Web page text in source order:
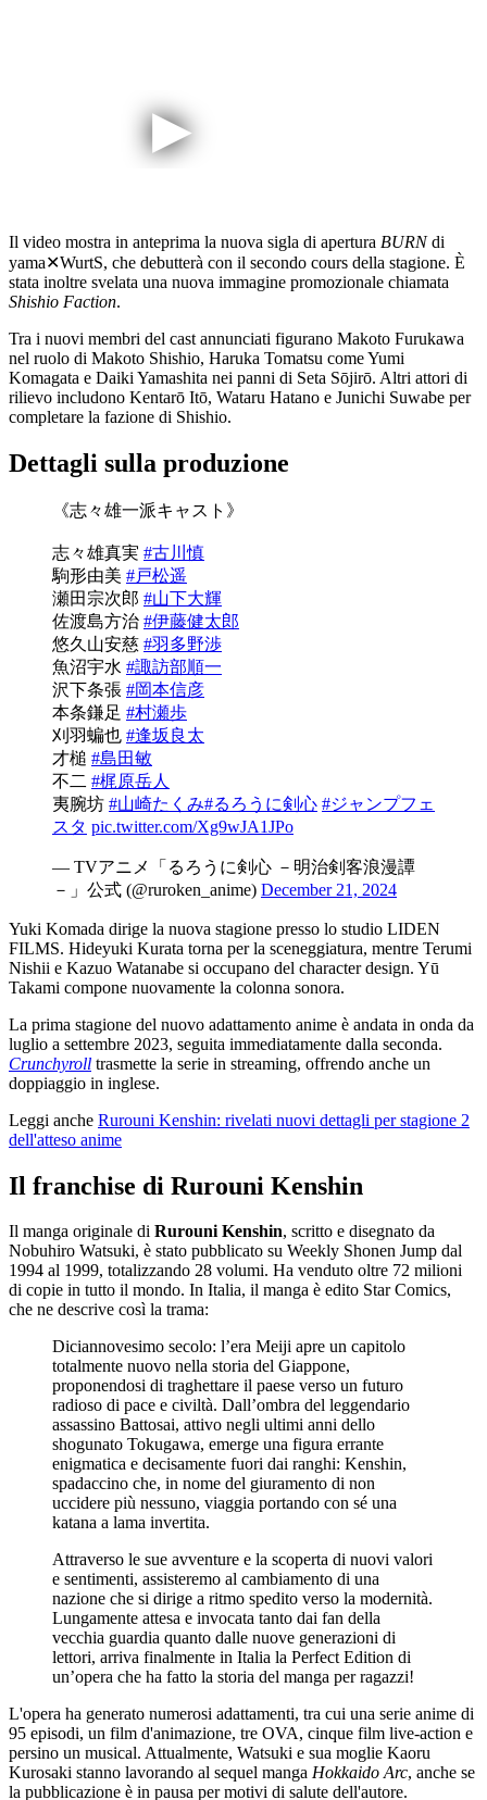
Il video mostra in anteprima la nuova sigla di apertura BURNdi
yama✕WurtS, che debutterà con il secondo cours della stagione. È
stata inoltre svelata una nuova immagine promozionale chiamata
Shishio Faction.
Tra i nuovi membri del cast annunciati figurano Makoto Furukawa
nel ruolo di Makoto Shishio, Haruka Tomatsu come Yumi
Komagata e Daiki Yamashita nei panni di Seta Sōjirō. Altri attori di
rilievo includono Kentarō Itō, Wataru Hatano e Junichi Suwabe per
completare la fazione di Shishio.
Dettagli sulla produzione
《志々雄一派キャスト》
志々雄真実 #古川慎
駒形由美 #戸松遥
瀬田宗次郎 #山下大輝
佐渡島方治 #伊藤健太郎
悠久山安慈 #羽多野渉
魚沼宇水 #諏訪部順一
沢下条張 #岡本信彦
本条鎌足 #村瀬歩
刈羽蝙也 #逢坂良太
才槌 #島田敏
不二 #梶原岳人
夷腕坊 #山崎たくみ#るろうに剣心 #ジャンプフェ
スタ pic.twitter.com/Xg9wJA1JPo
— TVアニメ「るろうに剣心 －明治剣客浪漫譚
－」公式 (@ruroken_anime) December 21, 2024
Yuki Komada dirige la nuova stagione presso lo studio LIDEN
FILMS. Hideyuki Kurata torna per la sceneggiatura, mentre Terumi
Nishii e Kazuo Watanabe si occupano del character design. Yū
Takami compone nuovamente la colonna sonora.
La prima stagione del nuovo adattamento anime è andata in onda da
luglio a settembre 2023, seguita immediatamente dalla seconda.
Crunchyroll trasmette la serie in streaming, offrendo anche un
doppiaggio in inglese.
Leggi anche Rurouni Kenshin: rivelati nuovi dettagli per stagione 2
dell'atteso anime
Il franchise di Rurouni Kenshin
Il manga originale di Rurouni Kenshin, scritto e disegnato da
Nobuhiro Watsuki, è stato pubblicato su Weekly Shonen Jump dal
1994 al 1999, totalizzando 28 volumi. Ha venduto oltre 72 milioni
di copie in tutto il mondo. In Italia, il manga è edito Star Comics,
che ne descrive così la trama:
Diciannovesimo secolo: l’era Meiji apre un capitolo
totalmente nuovo nella storia del Giappone,
proponendosi di traghettare il paese verso un futuro
radioso di pace e civiltà. Dall’ombra del leggendario
assassino Battosai, attivo negli ultimi anni dello
shogunato Tokugawa, emerge una figura errante
enigmatica e decisamente fuori dai ranghi: Kenshin,
spadaccino che, in nome del giuramento di non
uccidere più nessuno, viaggia portando con sé una
katana a lama invertita.
Attraverso le sue avventure e la scoperta di nuovi valori
e sentimenti, assisteremo al cambiamento di una
nazione che si dirige a ritmo spedito verso la modernità.
Lungamente attesa e invocata tanto dai fan della
vecchia guardia quanto dalle nuove generazioni di
lettori, arriva finalmente in Italia la Perfect Edition di
un’opera che ha fatto la storia del manga per ragazzi!
L'opera ha generato numerosi adattamenti, tra cui una serie anime di
95 episodi, un film d'animazione, tre OVA, cinque film live-action e
persino un musical. Attualmente, Watsuki e sua moglie Kaoru
Kurosaki stanno lavorando al sequel manga Hokkaido Arc, anche se
la pubblicazione è in pausa per motivi di salute dell'autore.